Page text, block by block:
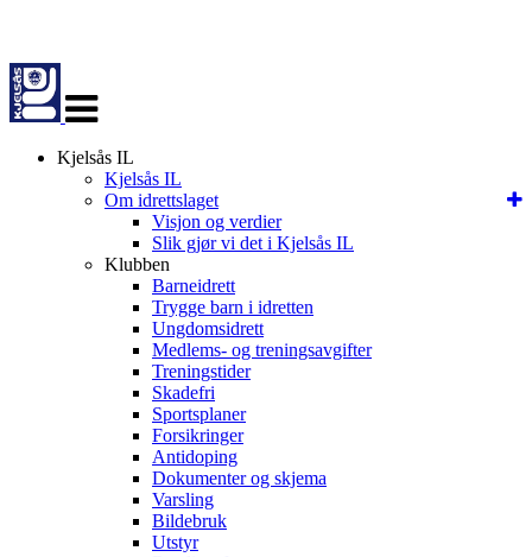
navigasjon
Kjelsås IL
Kjelsås IL
Om idrettslaget
Visjon og verdier
Slik gjør vi det i Kjelsås IL
Klubben
Barneidrett
Trygge barn i idretten
Ungdomsidrett
Medlems- og treningsavgifter
Treningstider
Skadefri
Sportsplaner
Forsikringer
Antidoping
Dokumenter og skjema
Varsling
Bildebruk
Utstyr